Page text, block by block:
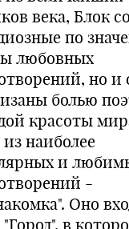
века, Блок
по
любовных
но и
болью
красоты
наиболее
и
-
Оно
в